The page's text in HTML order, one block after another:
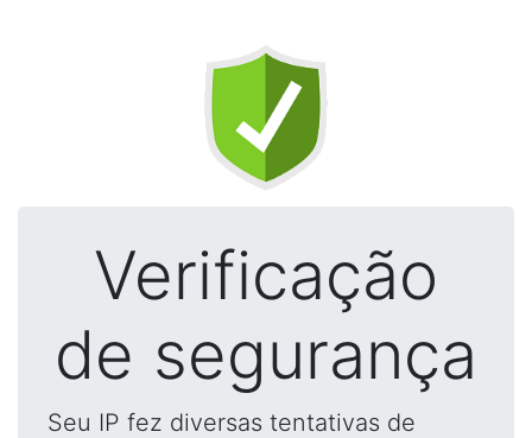
Verificação
de segurança
Seu IP fez diversas tentativas de